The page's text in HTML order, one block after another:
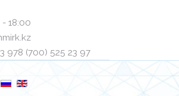
18:00
97ㅤㅤ8 (700) 525 23 97